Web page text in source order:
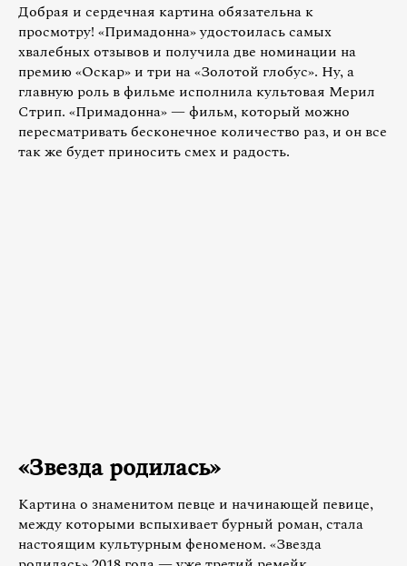
Добрая и сердечная картина обязательна к
просмотру! «Примадонна» удостоилась самых
хвалебных отзывов и получила две номинации на
премию «Оскар» и три на «Золотой глобус». Ну, а
главную роль в фильме исполнила культовая Мерил
Стрип. «Примадонна» — фильм, который можно
пересматривать бесконечное количество раз, и он все
так же будет приносить смех и радость.
«Звезда родилась»
Картина о знаменитом певце и начинающей певице,
между которыми вспыхивает бурный роман, стала
настоящим культурным феноменом. «Звезда